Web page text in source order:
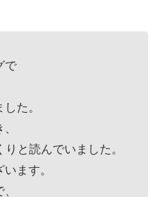
で
た。
と読んでいました。
ます。